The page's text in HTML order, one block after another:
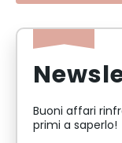
Buoni affari
primi a saperlo!